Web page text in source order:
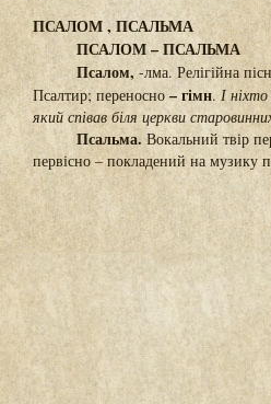
ПСАЛОМ , ПСАЛЬМА
ПСАЛОМ – ПСАЛЬМА
Псалом, -лма. Релігійна
Псалтир; переносно– гімн. І ніхто
який співав біля церкви
Псальма.Вокальний твір
первісно – покладений на музику